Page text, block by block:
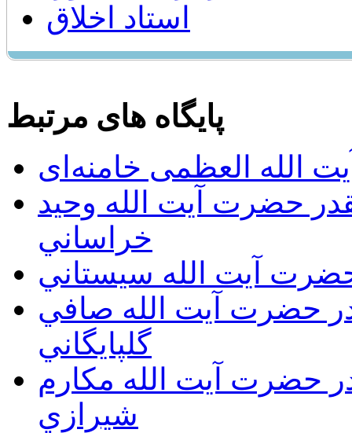
استاد اخلاق
پایگاه های مرتبط
الله العظمی خامنه‌ای
حضرت آيت الله وحيد
خراساني
حضرت آيت الله سيستاني
حضرت آيت الله صافي
گلپايگاني
حضرت آيت الله مكارم
شيرازي